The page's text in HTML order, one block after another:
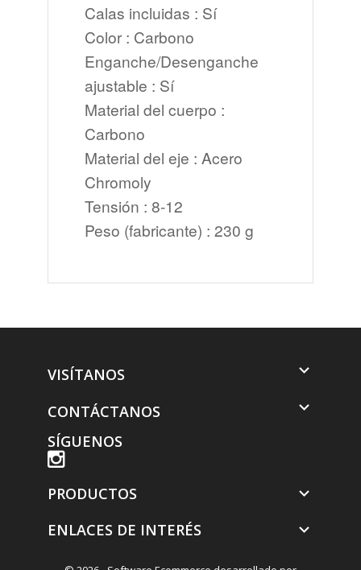
Calas incluidas : Sí
Color: Carbono
Enganche/Desenganche
ajustable : Sí
Material del cuerpo :
Carbono
Material del eje : Acero
Chromoly
Tensión : 8-12
Peso (fabricante) : 230 g
VISÍTANOS 
CONTÁCTANOS 
SÍGUENOS
PRODUCTOS 
ENLACES DE INTERÉS 